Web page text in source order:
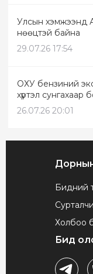
Улсын хэмжээнд
нөөцтэй байна
29.07.26 17:54
ОХУ бензиний
хүртэл сунгахаар
26.07.26 20:01
Бидний
Холбоо
Бид